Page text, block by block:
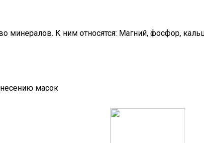
К ним относятся: Магний, фосфор,